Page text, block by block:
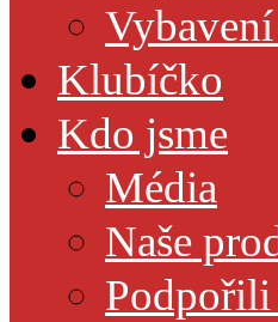
Klubíčko
Kdo jsme
Média
Naše
Podpořili